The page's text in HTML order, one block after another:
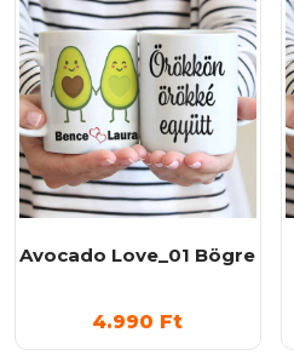
Avocado Love_01 Bögre
4.990 Ft